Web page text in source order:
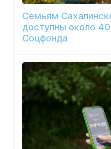
Семьям
доступны около
Соцфонда